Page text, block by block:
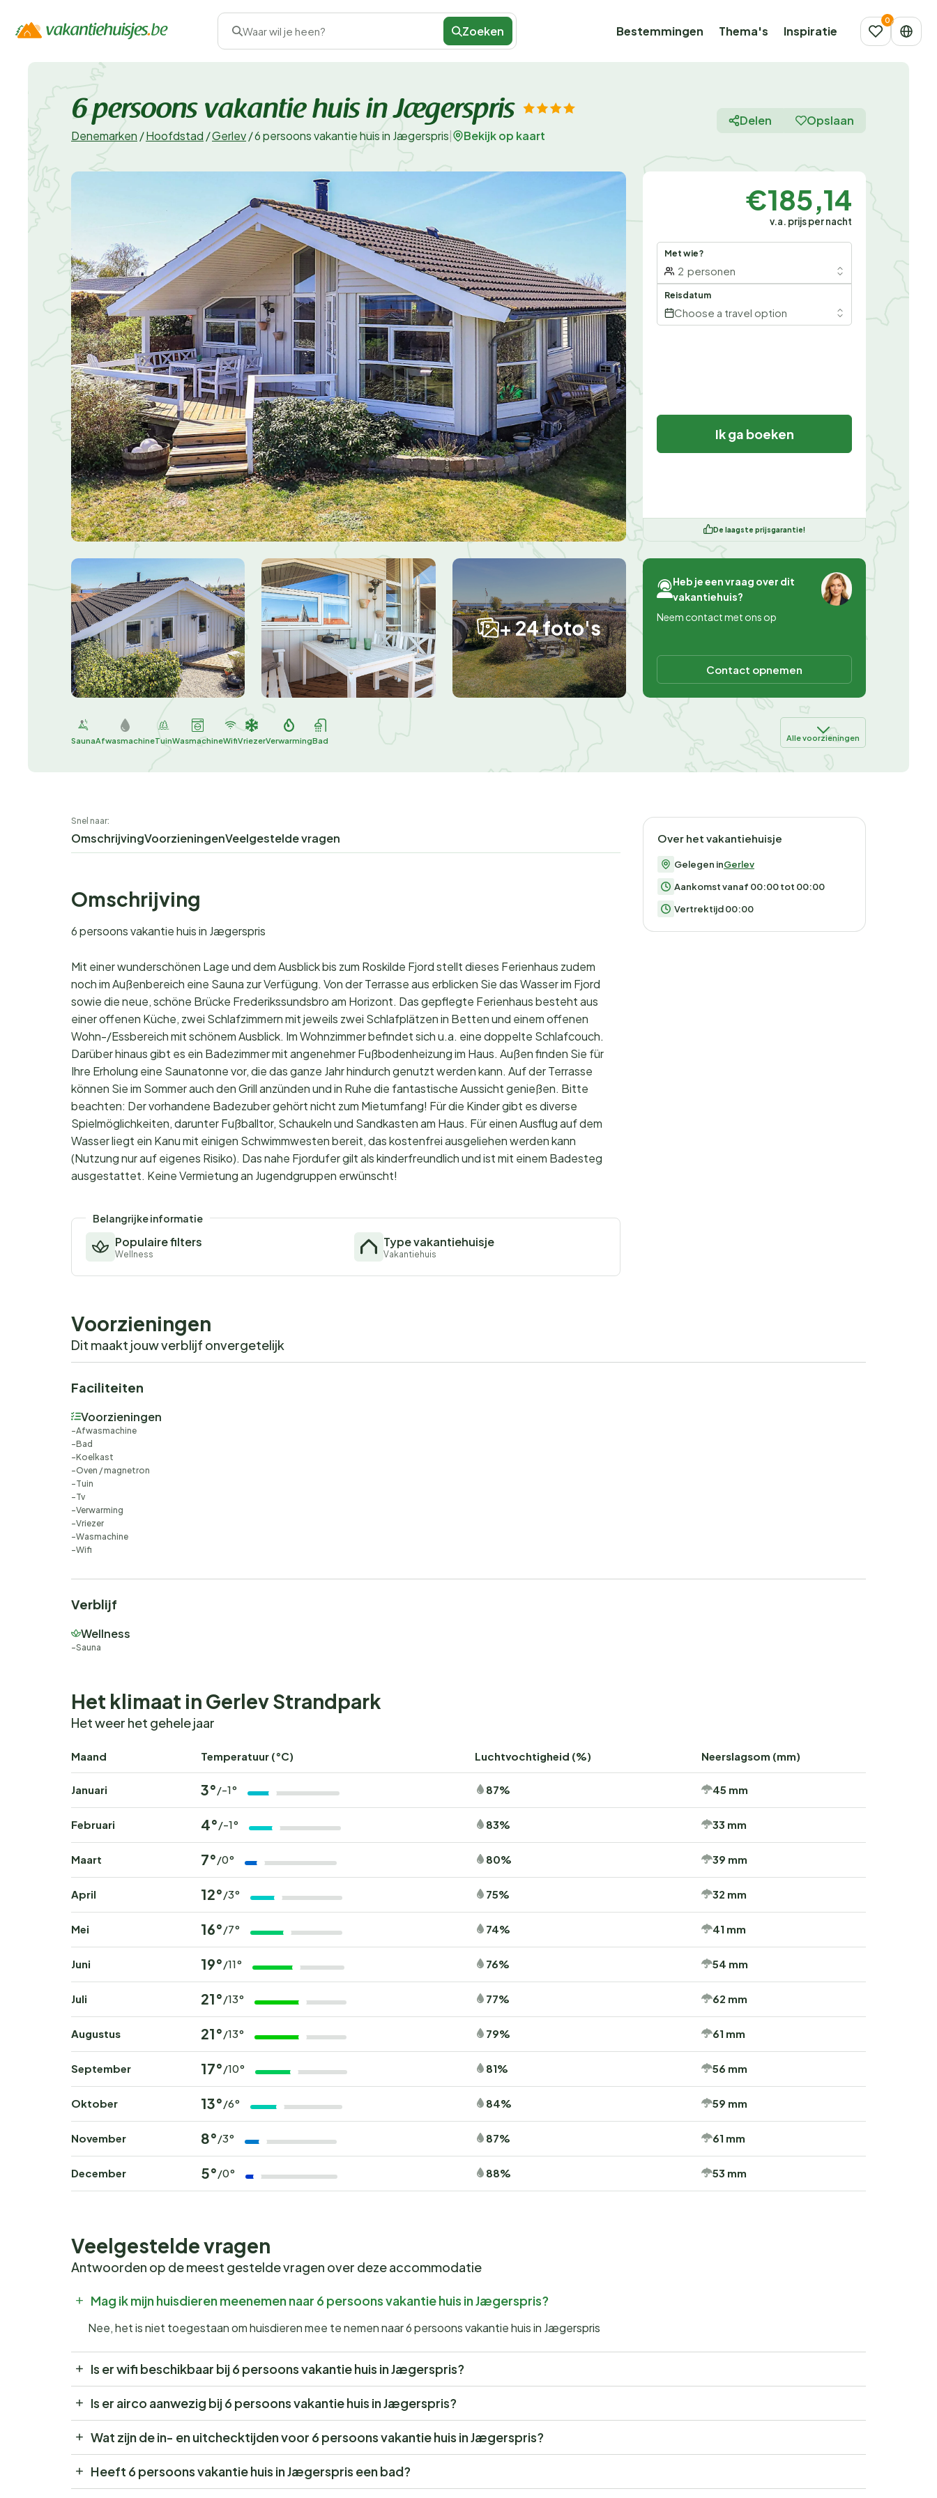
Waar wil je heen? Zoeken Bestemmingen Thema's Inspiratie
6 persoons vakantie huis in Jægerspris
Denemarken /Hoofdstad /Gerlev/6 persoons vakantie huis in Jægerspris Bekijk op kaart
Delen Opslaan
+ 24 foto's
€185,14
v.a. prijs per nacht
Met wie?
2 personen
Reisdatum
Choose a travel option
Ik ga boeken
De laagste prijsgarantie!
Heb je een vraag over dit
vakantiehuis?
Neem contact met ons op
Contact opnemen
SaunaAfwasmachineTuinWasmachineWifiVriezerVerwarmingBad Alle voorzieningen
Snel naar:
OmschrijvingVoorzieningenVeelgestelde vragen
Omschrijving
6 persoons vakantie huis in Jægerspris
Mit einer wunderschönen Lage und dem Ausblick bis zum Roskilde Fjord stellt dieses Ferienhaus zudem
noch im Außenbereich eine Sauna zur Verfügung. Von der Terrasse aus erblicken Sie das Wasser im Fjord
sowie die neue, schöne Brücke Frederikssundsbro am Horizont. Das gepflegte Ferienhaus besteht aus
einer offenen Küche, zwei Schlafzimmern mit jeweils zwei Schlafplätzen in Betten und einem offenen
Wohn-/Essbereich mit schönem Ausblick. Im Wohnzimmer befindet sich u.a. eine doppelte Schlafcouch.
Darüber hinaus gibt es ein Badezimmer mit angenehmer Fußbodenheizung im Haus. Außen finden Sie für
Ihre Erholung eine Saunatonne vor, die das ganze Jahr hindurch genutzt werden kann. Auf der Terrasse
können Sie im Sommer auch den Grill anzünden und in Ruhe die fantastische Aussicht genießen. Bitte
beachten: Der vorhandene Badezuber gehört nicht zum Mietumfang! Für die Kinder gibt es diverse
Spielmöglichkeiten, darunter Fußballtor, Schaukeln und Sandkasten am Haus. Für einen Ausflug auf dem
Wasser liegt ein Kanu mit einigen Schwimmwesten bereit, das kostenfrei ausgeliehen werden kann
(Nutzung nur auf eigenes Risiko). Das nahe Fjordufer gilt als kinderfreundlich und ist mit einem Badesteg
ausgestattet. Keine Vermietung an Jugendgruppen erwünscht!
Belangrijke informatie
Populaire filters
Wellness
Type vakantiehuisje
Vakantiehuis
Over het vakantiehuisje
Gelegen inGerlev
Aankomst vanaf 00:00 tot 00:00
Vertrektijd 00:00
Voorzieningen
Dit maakt jouw verblijf onvergetelijk
Faciliteiten
Voorzieningen
Afwasmachine
Bad
Koelkast
Oven / magnetron
Tuin
Tv
Verwarming
Vriezer
Wasmachine
Wifi
Verblijf
Wellness
Sauna
Het klimaat in Gerlev Strandpark
Het weer het gehele jaar
Maand Temperatuur (°C) Luchtvochtigheid (%) Neerslagsom (mm)
Januari 3°/-1° 87% 45 mm
Februari 4°/-1° 83% 33 mm
Maart 7°/0° 80% 39 mm
April 12°/3° 75% 32 mm
Mei 16°/7° 74% 41 mm
Juni 19°/11° 76% 54 mm
Juli 21°/13° 77% 62 mm
Augustus 21°/13° 79% 61 mm
September 17°/10° 81% 56 mm
Oktober 13°/6° 84% 59 mm
November 8°/3° 87% 61 mm
December 5°/0° 88% 53 mm
Veelgestelde vragen
Antwoorden op de meest gestelde vragen over deze accommodatie
Mag ik mijn huisdieren meenemen naar 6 persoons vakantie huis in Jægerspris?
Nee, het is niet toegestaan om huisdieren mee te nemen naar 6 persoons vakantie huis in Jægerspris
Is er wifi beschikbaar bij 6 persoons vakantie huis in Jægerspris?
Is er airco aanwezig bij 6 persoons vakantie huis in Jægerspris?
Wat zijn de in- en uitchecktijden voor 6 persoons vakantie huis in Jægerspris?
Heeft 6 persoons vakantie huis in Jægerspris een bad?